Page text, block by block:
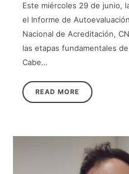
Este miércoles 29 de junio,
el Informe de
Nacional de Acreditación,
las etapas fundamentales
Cabe…
READ MORE